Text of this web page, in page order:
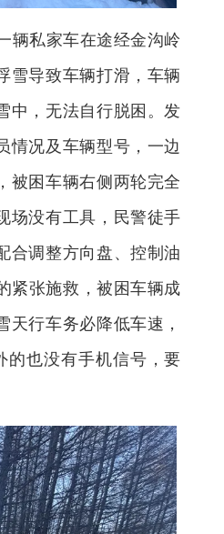
辆私家车在途经金沟岭
雪导致车辆打滑，车辆
中，无法自行脱困。发
情况及车辆型号，一边
被困车辆右侧两轮完全
场没有工具，民警徒手
合调整方向盘、控制油
紧张施救，被困车辆成
行车务必降低车速，
的也没有手机信号，要